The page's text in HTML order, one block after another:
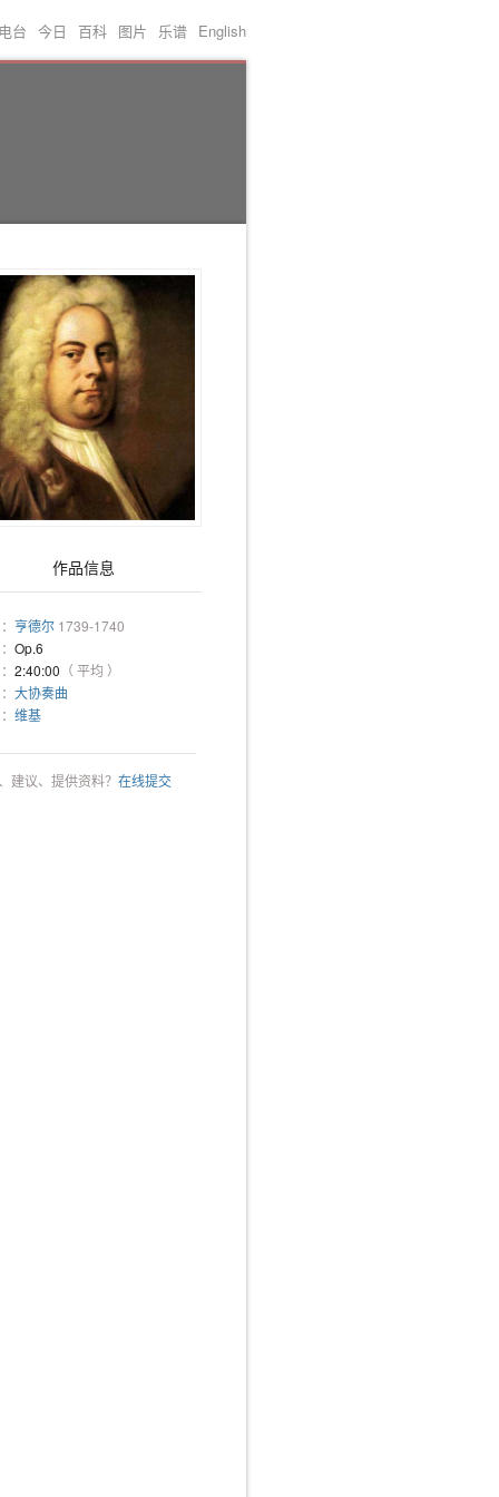
电台 今日 百科 图片 乐谱 English
作品信息
亨德尔 1739-1740
Op.6
2:40:00 （ 平均 ）
大协奏曲
维基
建议、提供资料？ 在线提交